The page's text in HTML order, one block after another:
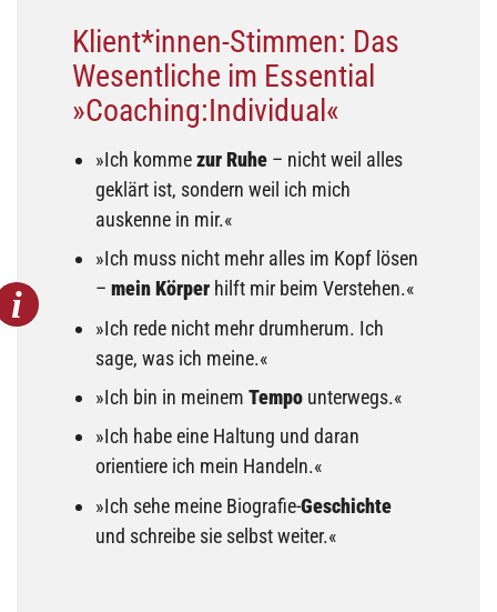
Klient*innen-Stimmen: Das
Wesentliche im Essential
»Coaching:Individual«
»Ich kommezur Ruhe – nicht weil alles
geklärt ist, sondern weil ich mich
auskenne in mir.«
»Ich muss nicht mehr alles im Kopf lösen
–mein Körper hilft mir beim Verstehen.«
»Ich rede nicht mehr drumherum. Ich
sage, was ich meine.«
»Ich bin in meinemTempo unterwegs.«
»Ich habe eine Haltung und daran
orientiere ich mein Handeln.«
»Ich sehe meine Biografie-Geschichte
und schreibe sie selbst weiter.«